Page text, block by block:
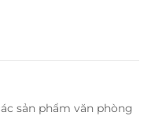
sản phẩm văn phòng